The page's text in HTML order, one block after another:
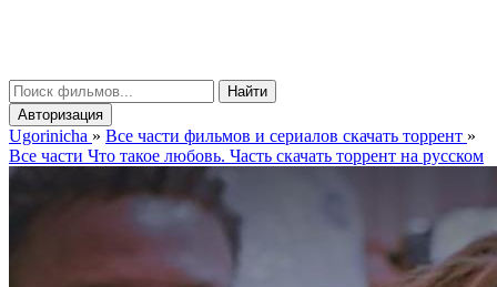
Найти
Авторизация
Ugorinicha » Все части фильмов и сериалов скачать торрент »
Все части Что такое любовь. Часть скачать торрент на русском